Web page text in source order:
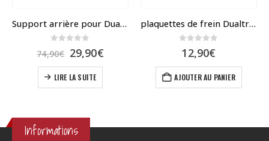
Support arrière pour Dualtron ULTRA
74,90€ Le
prix
initial
était :
29,90€Le
LIRE LA SUITE
plaquettes de frein Dualtron et speedway 4
12,90€
AJOUTER AU PANIER
Informations